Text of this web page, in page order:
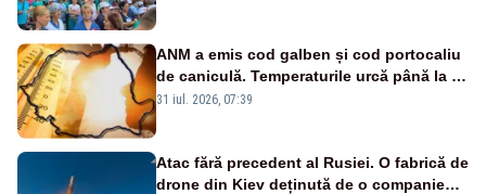
ANM a emis cod galben și cod portocaliu
de caniculă. Temperaturile urcă până la 38
de grade, iar nopțile devin tropicale
31 iul. 2026, 07:39
Atac fără precedent al Rusiei. O fabrică de
drone din Kiev deținută de o companie